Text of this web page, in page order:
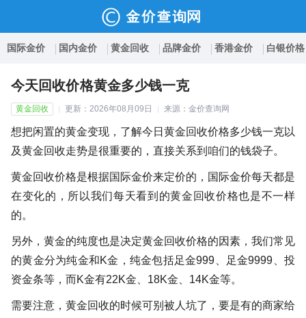
国际金价 国内金价 黄金回收 品牌金价 香港金价 白银价格
今天回收价格黄金多少钱一克
黄金回收 更新：2026年08月09日 来源：金价查询网
想把闲置的黄金变现，了解今日黄金回收价格多少钱一克以
及黄金回收走势是很重要的，直接关系到咱们的钱袋子。
黄金回收价格是根据国际金价来定价的，国际金价每天都是
在变化的，所以我们每天看到的黄金回收价格也是不一样
的。
另外，黄金的纯度也是决定黄金回收价格的因素，我们常见
的黄金分为纯金和K金，纯金包括足金999、足金9999、投
资金条等，而K金有22K金、18K金、14K金等。
需要注意，黄金回收的时候可别被人坑了，要是有的商家给